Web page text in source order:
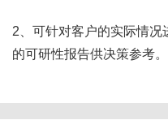
2、可针对客户的实际情况
的可研性报告供决策参考。